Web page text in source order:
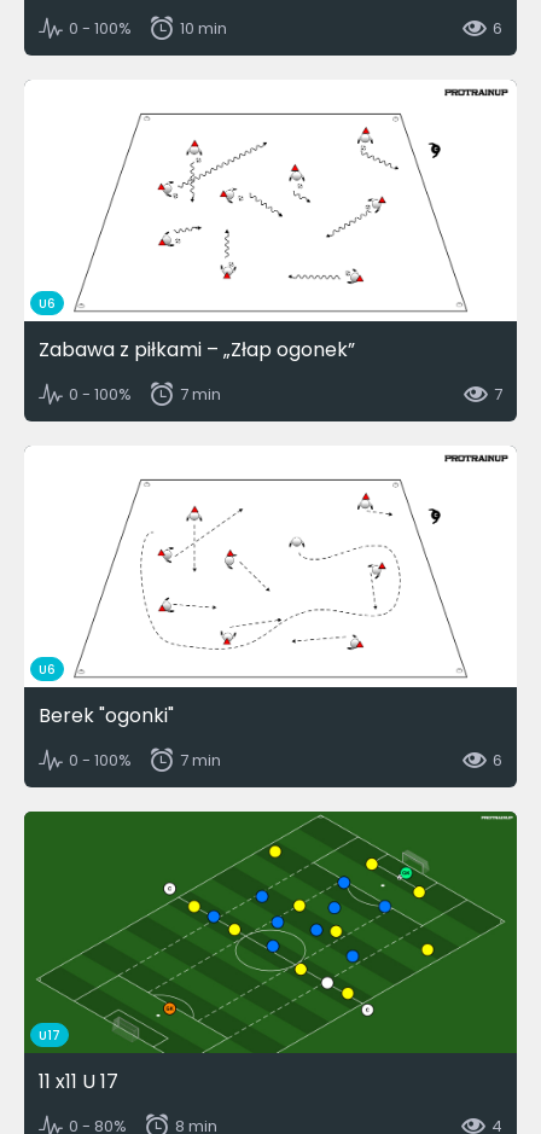
0 - 100% 10 min 6
U6
Zabawa z piłkami – „Złap ogonek”
0 - 100% 7 min 7
U6
Berek "ogonki"
0 - 100% 7 min 6
U17
11 x11 U 17
0 - 80% 8 min 4